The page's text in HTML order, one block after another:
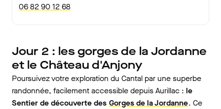
06 82 90 12 68
Jour 2 : les gorges de la Jordanne
et le Château d'Anjony
Poursuivez votre exploration du Cantal par une superbe
randonnée, facilement accessible depuis Aurillac : le
Sentier de découverte des Gorges de la Jordanne. Ce